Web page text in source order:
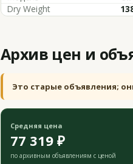
Dry Weight
Архив цен и
Это старые объявления;
Средняя цена
77 319 ₽
по архивным объявлениям с ценой